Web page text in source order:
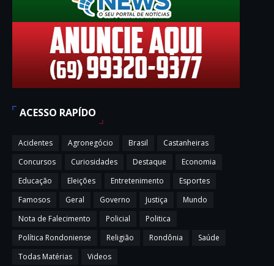
ACESSO RAPÍDO
Acidentes Agronegócio Brasil
Castanheiras
Concursos
Curiosidades Destaque
Economia
Educação
Eleições Entretenimento
Esportes
Famosos
Geral Governo Justiça
Mundo
Nota de Falecimento
Policial
Politica
Política Rondoniense
Religião Rondônia
Saúde
Todas Matérias
Videos